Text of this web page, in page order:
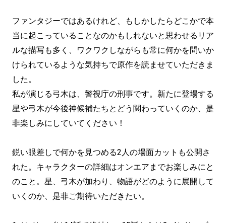
ファンタジーではあるけれど、もしかしたらどこかで本
当に起こっていることなのかもしれないと思わせるリア
ルな描写も多く、ワクワクしながらも常に何かを問いか
けられているような気持ちで原作を読ませていただきま
した。
私が演じる弓木は、警視庁の刑事です。新たに登場する
星や弓木が今後神候補たちとどう関わっていくのか、是
非楽しみにしていてください！
鋭い眼差しで何かを見つめる2人の場面カットも公開さ
れた。キャラクターの詳細はオンエアまでお楽しみにと
のこと。星、弓木が加わり、物語がどのように展開して
いくのか、是非ご期待いただきたい。